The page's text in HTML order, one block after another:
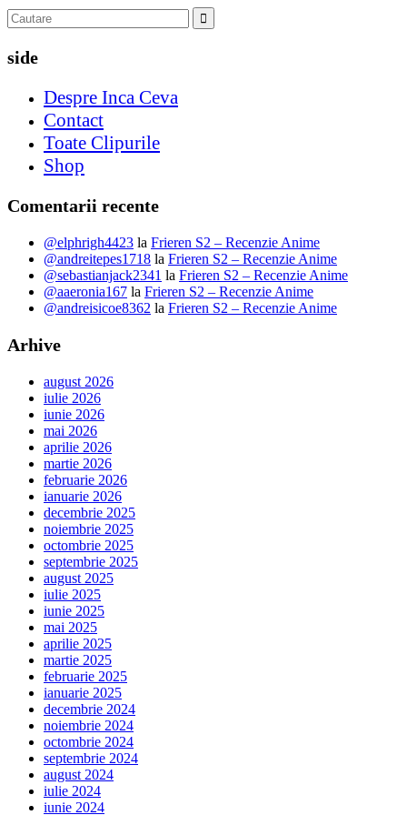
side
Despre Inca Ceva
Contact
Toate Clipurile
Shop
Comentarii recente
@elphrigh4423 la Frieren S2 – Recenzie Anime
@andreitepes1718 la Frieren S2 – Recenzie Anime
@sebastianjack2341 la Frieren S2 – Recenzie Anime
@aaeronia167 la Frieren S2 – Recenzie Anime
@andreisicoe8362 la Frieren S2 – Recenzie Anime
Arhive
august 2026
iulie 2026
iunie 2026
mai 2026
aprilie 2026
martie 2026
februarie 2026
ianuarie 2026
decembrie 2025
noiembrie 2025
octombrie 2025
septembrie 2025
august 2025
iulie 2025
iunie 2025
mai 2025
aprilie 2025
martie 2025
februarie 2025
ianuarie 2025
decembrie 2024
noiembrie 2024
octombrie 2024
septembrie 2024
august 2024
iulie 2024
iunie 2024